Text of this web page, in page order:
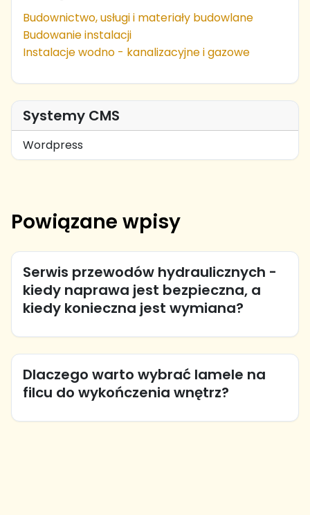
Budownictwo, usługi i materiały budowlane
Budowanie instalacji
Instalacje wodno - kanalizacyjne i gazowe
Systemy CMS
Wordpress
Powiązane wpisy
Serwis przewodów hydraulicznych -
kiedy naprawa jest bezpieczna, a
kiedy konieczna jest wymiana?
Dlaczego warto wybrać lamele na
filcu do wykończenia wnętrz?